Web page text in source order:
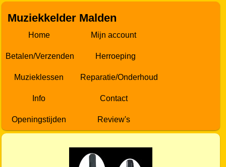
Muziekkelder Malden
Home Mijn account
Betalen/Verzenden Herroeping
Muzieklessen Reparatie/Onderhoud
Info Contact
Openingstijden Review's